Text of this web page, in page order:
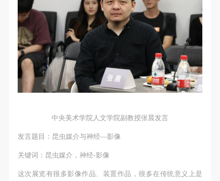
中央美术学院人文学院副教授张晨发言
发言题目：昆虫媒介与神经—影像
关键词：昆虫媒介，神经-影像
这次展览有很多影像作品、装置作品，很多在传统意义上是